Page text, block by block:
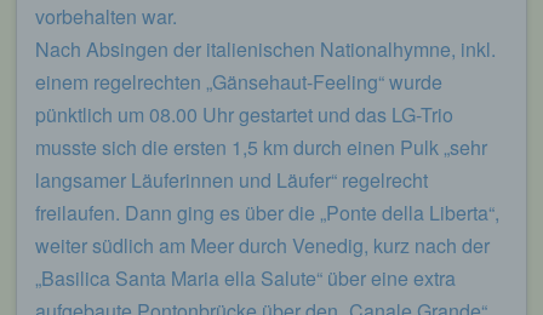
vorbehalten war.
Nach Absingen der italienischen Nationalhymne, inkl.
einem regelrechten „Gänsehaut-Feeling“ wurde
pünktlich um 08.00 Uhr gestartet und das LG-Trio
musste sich die ersten 1,5 km durch einen Pulk „sehr
langsamer Läuferinnen und Läufer“ regelrecht
freilaufen. Dann ging es über die „Ponte della Liberta“,
weiter südlich am Meer durch Venedig, kurz nach der
„Basilica Santa Maria ella Salute“ über eine extra